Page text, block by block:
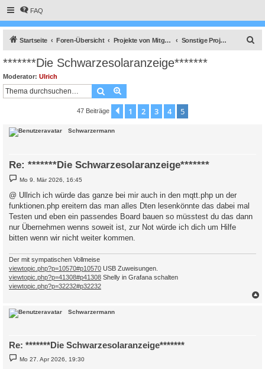
FAQ
Startseite Foren-Übersicht Projekte von Mitgliedern Sonstige Projekte von Mitgliedern
*******Die Schwarzesolaranzeige*******
Moderator: Ulrich
Suche
47 Beiträge Vorherige
1 2 3 4 5
Schwarzermann
Re: *******Die Schwarzesolaranzeige*******
B
e
r
g
Mo 9. Mär 2026, 16:45
@ Ullrich ich würde das ganze bei mir auch in den mqtt.php un der
funktionen.php ereitern das man alles Dten lesenkönnte das dabei mal
Testen und eben ein passendes Board bauen so müsstest du das dann
nur Übernehmen wenns soweit ist, zur Not würde ich dich um Hilfe
bitten wenn wir nicht weiter kommen.
Der mit sympatischen Vollmeise
viewtopic.php?p=10570#p10570 USB Zuweisungen.
viewtopic.php?p=41308#p41308 Shelly in Grafana schalten
viewtopic.php?p=32232#p32232
Schwarzermann
Re: *******Die Schwarzesolaranzeige*******
B
e
Mo 27. Apr 2026, 19:30